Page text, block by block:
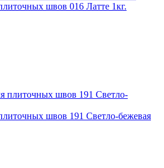
швов 016 Латте 1кг.
швов 191 Светло-бежевая